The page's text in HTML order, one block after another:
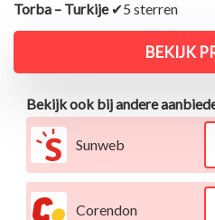
Torba – Turkije✔5 sterren
BEKIJK
Bekijk ook bij andere
Sunweb
Corendon